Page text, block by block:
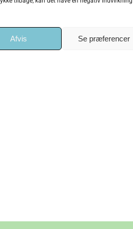
Afvis Se præferencer